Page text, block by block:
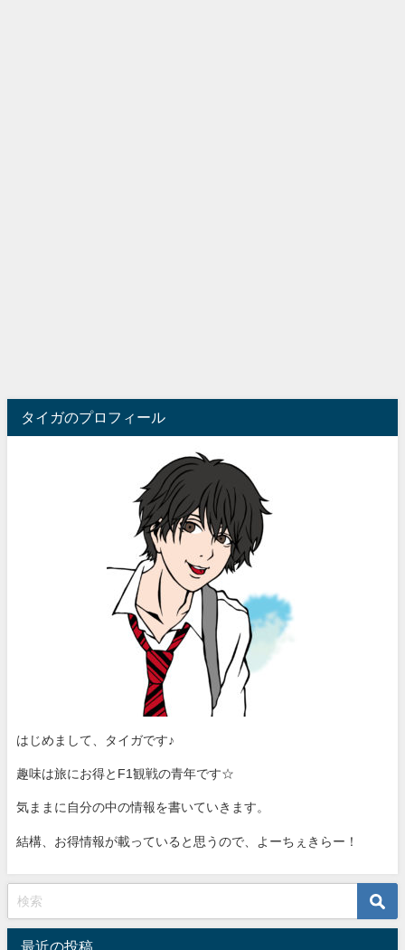
タイガのプロフィール
はじめまして、タイガです♪
趣味は旅にお得とF1観戦の青年です☆
気ままに自分の中の情報を書いていきます。
結構、お得情報が載っていると思うので、よーちぇきらー！
最近の投稿